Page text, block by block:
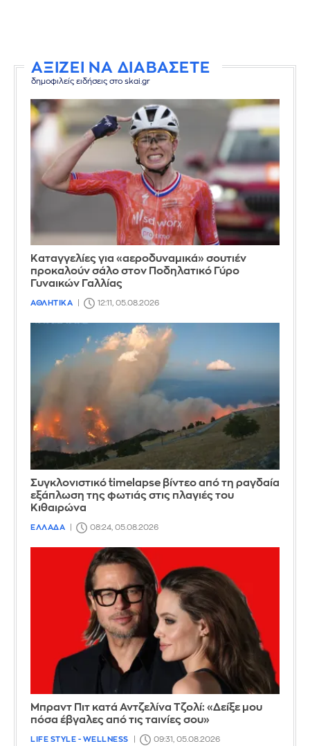
ΑΞΙΖΕΙ ΝΑ ΔΙΑΒΑΣΕΤΕ
δημοφιλείς ειδήσεις στο skai.gr
Καταγγελίες για «αεροδυναμικά» σουτιέν
προκαλούν σάλο στον Ποδηλατικό Γύρο
Γυναικών Γαλλίας
ΑΘΛΗΤΙΚΑ 12:11, 05.08.2026
Συγκλονιστικό timelapse βίντεο από τη ραγδαία
εξάπλωση της φωτιάς στις πλαγιές του
Κιθαιρώνα
ΕΛΛΑΔΑ 08:24, 05.08.2026
Μπραντ Πιτ κατά Αντζελίνα Τζολί: «Δείξε μου
πόσα έβγαλες από τις ταινίες σου»
LIFE STYLE - WELLNESS 09:31, 05.08.2026